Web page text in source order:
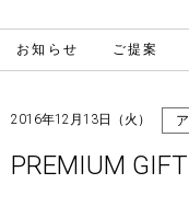
お知らせ ご提案
2016年12月13日（火）
PREMIUM